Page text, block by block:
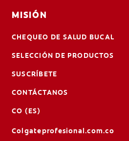
MISIÓN
CHEQUEO DE SALUD BUCAL
SELECCIÓN DE PRODUCTOS
SUSCRÍBETE
CONTÁCTANOS
CO (ES)
Colgateprofesional.com.co